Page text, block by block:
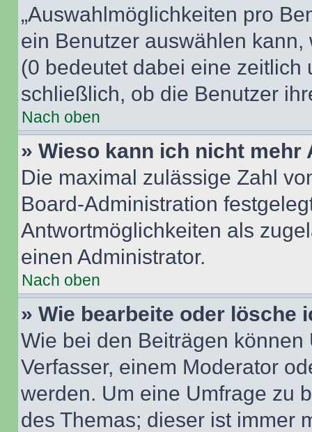
„Auswahlmöglichkeiten pro
ein Benutzer auswählen
(0 bedeutet dabei eine
schließlich, ob die Benutzer
Nach oben
» Wieso kann ich nicht
Die maximal zulässige Zahl
Board-Administration
Antwortmöglichkeiten als
einen Administrator.
Nach oben
» Wie bearbeite oder lösche
Wie bei den Beiträgen
Verfasser, einem Moderator
werden. Um eine Umfrage zu
des Themas; dieser ist immer